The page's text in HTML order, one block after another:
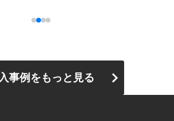
事例をもっと見る